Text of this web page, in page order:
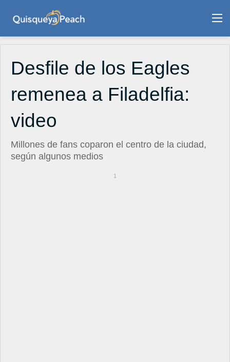
Desfile de los Eagles
remenea a Filadelfia:
video
Millones de fans coparon el centro de la ciudad,
según algunos medios
1